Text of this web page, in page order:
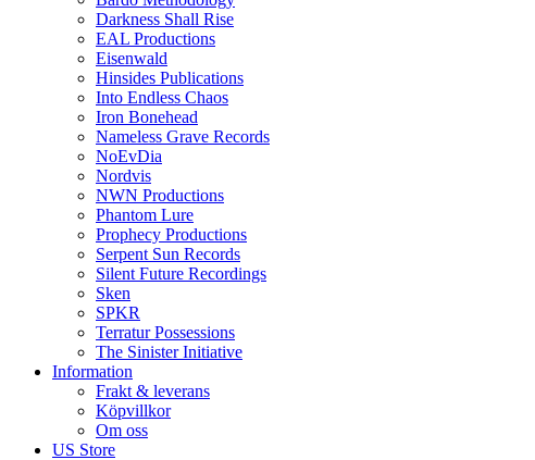
Darkness Shall Rise
EAL Productions
Eisenwald
Hinsides Publications
Into Endless Chaos
Iron Bonehead
Nameless Grave Records
NoEvDia
Nordvis
NWN Productions
Phantom Lure
Prophecy Productions
Serpent Sun Records
Silent Future Recordings
Sken
SPKR
Terratur Possessions
The Sinister Initiative
Information
Frakt & leverans
Köpvillkor
Om oss
US Store